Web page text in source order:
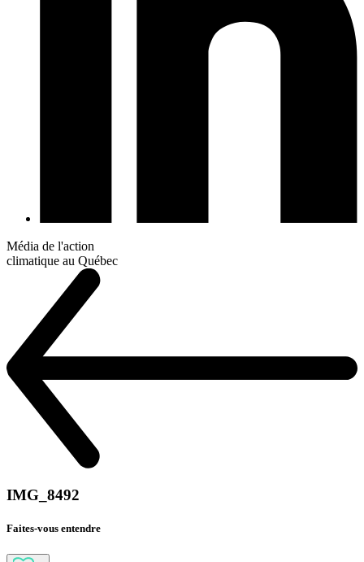
Média de l'action
climatique au Québec
IMG_8492
Faites-vous entendre